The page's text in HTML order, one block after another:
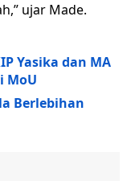
ujar Made.
Yasika dan MA
MoU
Berlebihan